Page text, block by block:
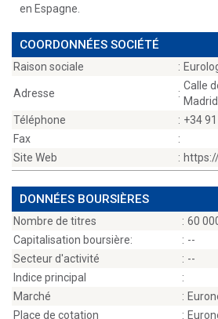
en Espagne.
COORDONNÉES SOCIÉTÉ
Raison sociale :
Adresse :
Calle
Madrid
Téléphone
: +34
Fax
:
Site Web
:
DONNÉES BOURSIÈRES
Nombre de titres : 60
Capitalisation boursière:
: --
Secteur d'activité
: --
Indice principal
:
Marché
:
Place de cotation
: